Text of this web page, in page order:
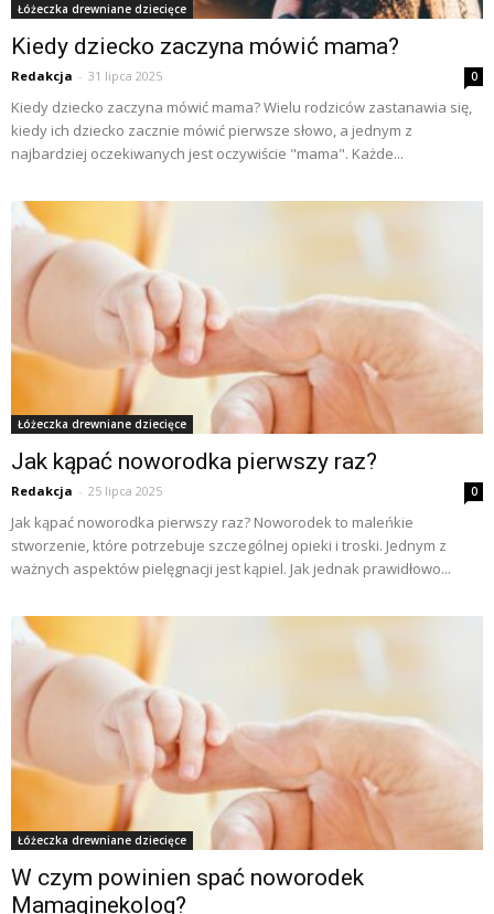
Łóżeczka drewniane dziecięce
Kiedy dziecko zaczyna mówić mama?
Redakcja - 31 lipca 2025 0
Kiedy dziecko zaczyna mówić mama? Wielu rodziców zastanawia się,
kiedy ich dziecko zacznie mówić pierwsze słowo, a jednym z
najbardziej oczekiwanych jest oczywiście "mama". Każde...
Łóżeczka drewniane dziecięce
Jak kąpać noworodka pierwszy raz?
Redakcja - 25 lipca 2025 0
Jak kąpać noworodka pierwszy raz? Noworodek to maleńkie
stworzenie, które potrzebuje szczególnej opieki i troski. Jednym z
ważnych aspektów pielęgnacji jest kąpiel. Jak jednak prawidłowo...
Łóżeczka drewniane dziecięce
W czym powinien spać noworodek
Mamaginekolog?